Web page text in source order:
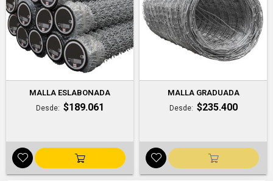
MALLA ESLABONADA
Desde $189.061
MALLA GRADUADA
Desde $235.400